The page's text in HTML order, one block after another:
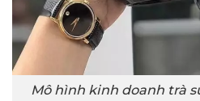
Mô hình kinh doanh trà